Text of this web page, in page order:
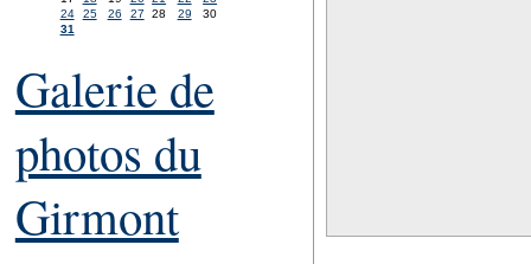
24
25 26 27 28 29
30
31
Galerie de
photos du
Girmont